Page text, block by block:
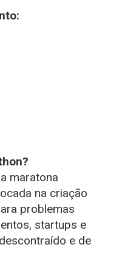
maratona
na criação
problemas
startups e
e de